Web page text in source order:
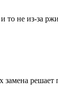
не из-за
замена решает